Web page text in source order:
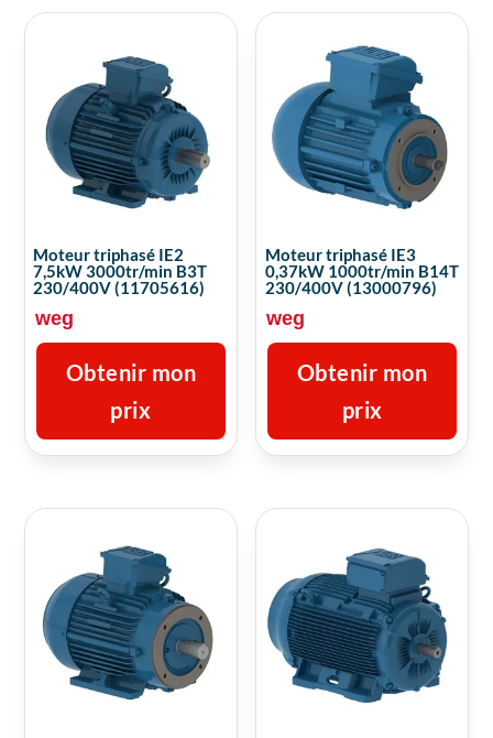
Moteur triphasé IE2
7,5kW 3000tr/min B3T
230/400V (11705616)
weg
Obtenir mon
prix
Moteur triphasé IE3
0,37kW 1000tr/min B14T
230/400V (13000796)
weg
Obtenir mon
prix